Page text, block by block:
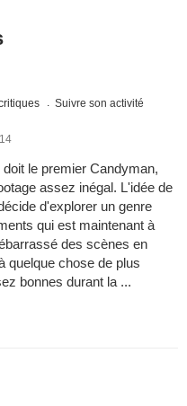
Suivre son activité
le premier Candyman,
assez inégal. L'idée de
d'explorer un genre
qui est maintenant à
des scènes en
quelque chose de plus
bonnes durant la ...